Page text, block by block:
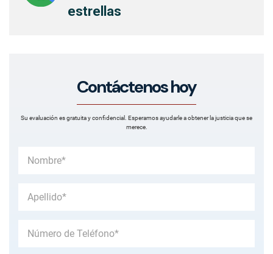
estrellas
Contáctenos hoy
Su evaluación es gratuita y confidencial. Esperamos ayudarle a obtener la justicia que se
merece.